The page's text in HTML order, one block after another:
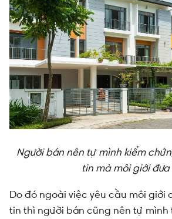
Người bán nên tự mình kiểm
tin mà môi giới đưa
Do đó ngoài việc yêu cầu môi giới
tin thì người bán cũng nên tự mình